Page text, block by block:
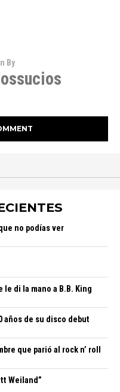
By
no podías ver
le di la mano a B.B. King
años de su disco debut
que parió al rock n’ roll
Weiland”